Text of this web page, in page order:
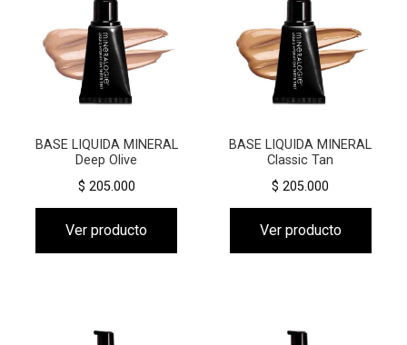
BASE LIQUIDA MINERAL
Deep Olive
$ 205.000
Ver producto
BASE LIQUIDA MINERAL
Classic Tan
$ 205.000
Ver producto